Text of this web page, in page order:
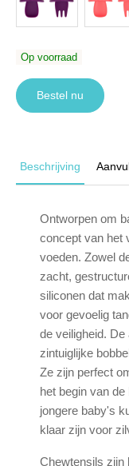
Op voorraad
Bestel nu
Beschrijving
Ontworpen om
concept van het
voeden. Zowel
zacht,
siliconen dat
voor gevoelig
de veiligheid.
zintuiglijke
Ze zijn perfect
het begin van
jongere baby's
klaar zijn voor
Chewtensils zijn